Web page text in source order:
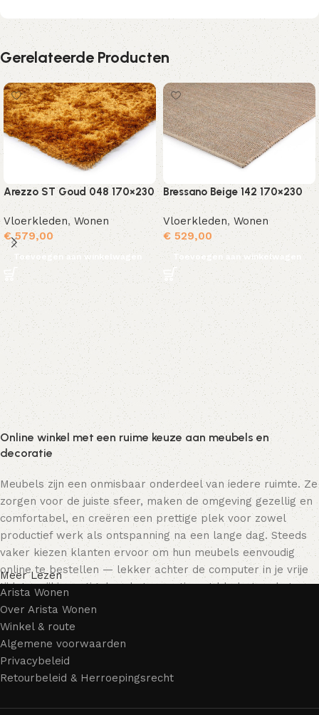
Gerelateerde Producten
Arezzo ST Goud 048 170×230
Vloerkleden, Wonen
€579,00
Toevoegen aan winkelwagen
Bressano Beige 142 170×230
Vloerkleden, Wonen
€ 529,00
Toevoegen aan winkelwagen
Online winkel met een ruime keuze aan meubels en
decoratie
Meubels zijn een onmisbaar onderdeel van iedere ruimte. Ze
zorgen voor de juiste sfeer, maken de omgeving gezellig en
comfortabel, en creëren een prettige plek voor zowel
productief werk als ontspanning na een lange dag. Steeds
vaker kiezen klanten ervoor om hun meubels eenvoudig
online te bestellen — lekker achter de computer in je vrije
tijd, terwijl je rustig door het assortiment bladert en het
meubelstuk kiest dat bij je past. Onze online winkel biedt
een uitgebreide catalogus met meubels voor zowel thuis als
kantoor.
Meubelproductie is een moderne vorm van kunst
Meer Lezen
Arista Wonen
Over Arista Wonen
Winkel & route
Algemene voorwaarden
Privacybeleid
Retourbeleid & Herroepingsrecht